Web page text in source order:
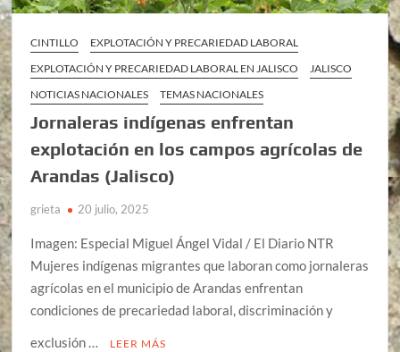
CINTILLO
EXPLOTACIÓN Y PRECARIEDAD LABORAL
EXPLOTACIÓN Y PRECARIEDAD LABORAL EN JALISCO
JALISCO
NOTICIAS NACIONALES
TEMAS NACIONALES
Jornaleras indígenas enfrentan
explotación en los campos agrícolas de
Arandas (Jalisco)
grieta 20 julio, 2025
Imagen: Especial Miguel Ángel Vidal / El Diario NTR
Mujeres indígenas migrantes que laboran como jornaleras
agrícolas en el municipio de Arandas enfrentan
condiciones de precariedad laboral, discriminación y
exclusión …
LEER MÁS